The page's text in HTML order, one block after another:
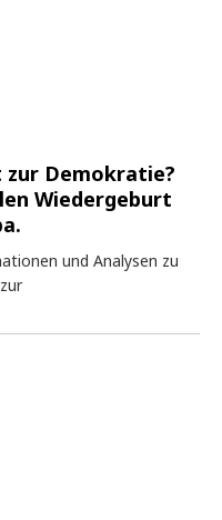
Demokratie?
Wiedergeburt
und Analysen zu